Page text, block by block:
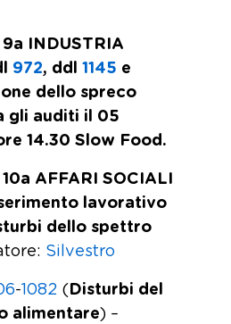
9a INDUSTRIA
972, ddl 1145 e
dello spreco
gli auditi il 05
14.30 Slow Food.
AFFARI SOCIALI
lavorativo
dello spettro
Silvestro
-1082 ( Disturbi del
alimentare) –